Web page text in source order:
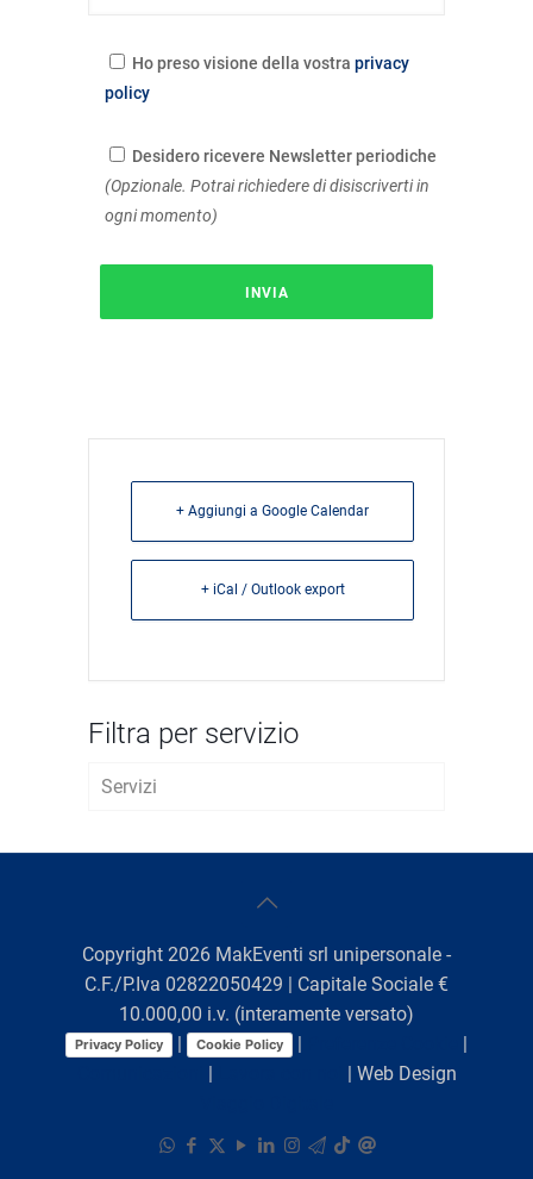
Ho preso visione della vostra privacy
policy
Desidero ricevere Newsletter periodiche
(Opzionale. Potrai richiedere di disiscriverti in
ogni momento)
+ Aggiungi a Google Calendar
+ iCal / Outlook export
Filtra per servizio
Servizi
FISCALE E TRIBUTARIO
LAVORO E WELFARE
CREDITO E BANDI
AMBIENTE, SICUREZZA E IGIENE
DEGLI ALIMENTI
MARKETING E PROMOZIONE
Copyright 2026 MakEventi srl unipersonale -
C.F./P.Iva 02822050429 | Capitale Sociale €
10.000,00 i.v. (interamente versato)
Privacy Policy | Cookie Policy |
|
|
| Web Design